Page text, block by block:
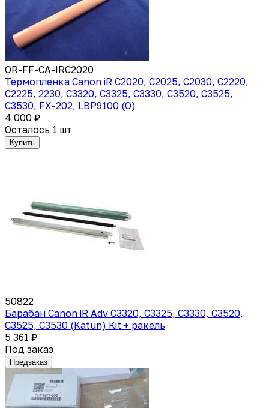
OR-FF-CA-IRC2020
Термопленка Canon iR C2020, C2025, C2030, C2220,
C2225, 2230, C3320, C3325, C3330, C3520, C3525,
C3530, FX-202, LBP9100 (O)
4 000 ₽
Осталось 1 шт
Купить
50822
Барабан Canon iR Adv C3320, C3325, C3330, C3520,
C3525, C3530 (Katun) Kit + ракель
5 361 ₽
Под заказ
Предзаказ